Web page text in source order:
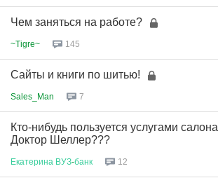
Чем заняться на работе?
~Tigre~ 145
Сайты и книги по шитью!
Sales_Man 7
Кто-нибудь пользуется услугами салона
Доктор Шеллер???
Екатерина ВУЗ-банк 12